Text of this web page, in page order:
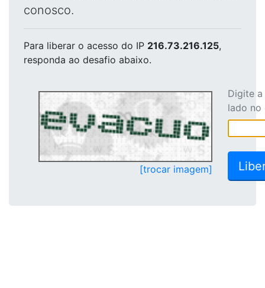
conosco.
Para liberar o acesso do IP 216.73.216.125,
responda ao desafio abaixo.
[trocar imagem]
Digite
lado no